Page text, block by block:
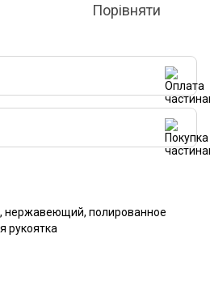
Порівняти
полированное
рукоятка